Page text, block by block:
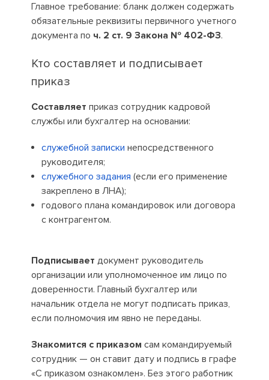
Главное требование: бланк должен содержать
обязательные реквизиты первичного учетного
документа по ч. 2 ст. 9 Закона № 402-ФЗ.
Кто составляет и подписывает
приказ
Составляет приказ сотрудник кадровой
службы или бухгалтер на основании:
служебной записки непосредственного
руководителя;
служебного задания(если его применение
закреплено в ЛНА);
годового плана командировок или договора
с контрагентом.
Подписывает документ руководитель
организации или уполномоченное им лицо по
доверенности. Главный бухгалтер или
начальник отдела не могут подписать приказ,
если полномочия им явно не переданы.
Знакомится с приказом сам командируемый
сотрудник — он ставит дату и подпись в графе
«С приказом ознакомлен». Без этого работник